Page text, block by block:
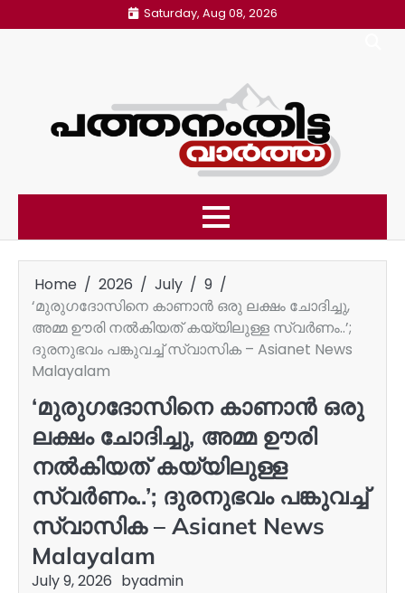
to
Saturday, Aug 08, 2026
Home 2026 July
9
‘മുരുഗദോസിനെ കാണാൻ ഒരു ലക്ഷം ചോദിച്ചു,
അമ്മ ഊരി നൽകിയത് കയ്യിലുള്ള സ്വർണം..’;
ദുരനുഭവം പങ്കുവച്ച് സ്വാസിക – Asianet News
Malayalam
‘മുരുഗദോസിനെ കാണാൻ ഒരു
ലക്ഷം ചോദിച്ചു, അമ്മ ഊരി
നൽകിയത് കയ്യിലുള്ള
സ്വർണം..’; ദുരനുഭവം പങ്കുവച്ച്
സ്വാസിക – Asianet News
Malayalam
July 9, 2026 byadmin